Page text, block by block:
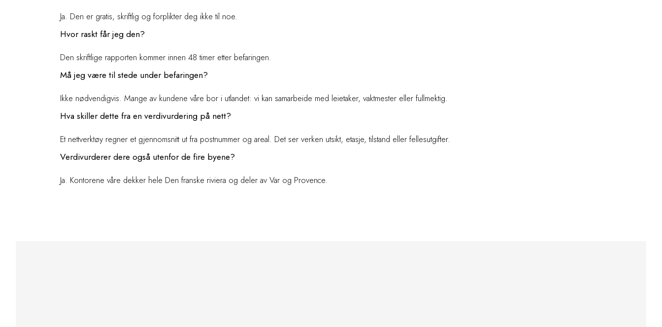
Ja. Den er gratis, skriftlig og forplikter deg ikke til noe.
Hvor raskt får jeg den?
Den skriftlige rapporten kommer innen 48 timer etter befaringen.
Må jeg være til stede under befaringen?
Ikke nødvendigvis. Mange av kundene våre bor i utlandet: vi kan samarbeide med leietaker, vaktmester eller fullmektig.
Hva skiller dette fra en verdivurdering på nett?
Et nettverktøy regner et gjennomsnitt ut fra postnummer og areal. Det ser verken utsikt, etasje, tilstand eller fellesutgifter.
Verdivurderer dere også utenfor de fire byene?
Ja. Kontorene våre dekker hele Den franske riviera og deler av Var og Provence.